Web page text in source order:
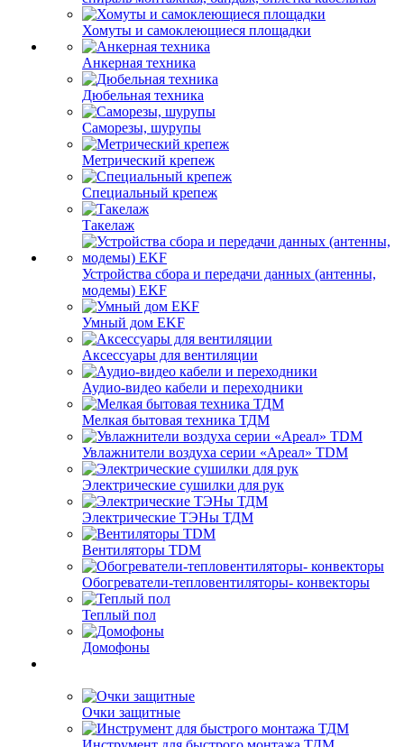
Хомуты и самоклеющиеся площадки
Анкерная техника
Дюбельная техника
Саморезы, шурупы
Метрический крепеж
Специальный крепеж
Такелаж
Устройства сбора и передачи данных (антенны,
модемы) EKF
Умный дом EKF
Аксессуары для вентиляции
Аудио-видео кабели и переходники
Мелкая бытовая техника ТДМ
Увлажнители воздуха серии «Ареал» TDM
Электрические сушилки для рук
Электрические ТЭНы ТДМ
Вентиляторы TDM
Обогреватели-тепловентиляторы- конвекторы
Теплый пол
Домофоны
Очки защитные